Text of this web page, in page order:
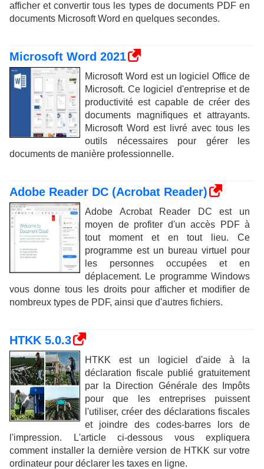
afficher et convertir tous les types de documents PDF en
documents Microsoft Word en quelques secondes.
Microsoft Word 2021
Microsoft Word est un logiciel Office de
Microsoft. Ce logiciel d'entreprise et de
productivité est capable de créer des
documents magnifiques et attrayants.
Microsoft Word est livré avec tous les
outils nécessaires pour gérer les
documents de manière professionnelle.
Adobe Reader DC (Acrobat Reader)
Adobe Acrobat Reader DC est un
moyen de profiter d'un accès PDF à
tout moment et en tout lieu. Ce
programme est un bureau virtuel pour
les personnes occupées et en
déplacement. Le programme Windows
vous donne tous les droits pour afficher et modifier de
nombreux types de PDF, ainsi que d'autres fichiers.
HTKK 5.0.3
HTKK est un logiciel d'aide à la
déclaration fiscale publié gratuitement
par la Direction Générale des Impôts
pour que les entreprises puissent
l'utiliser, créer des déclarations fiscales
et joindre des codes-barres lors de
l'impression. L'article ci-dessous vous expliquera
comment installer la dernière version de HTKK sur votre
ordinateur pour déclarer les taxes en ligne.